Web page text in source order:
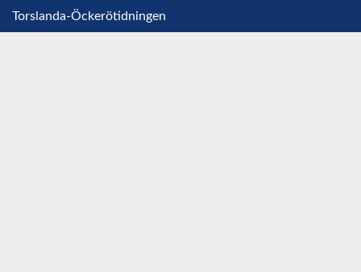
Torslanda-Öckerötidningen